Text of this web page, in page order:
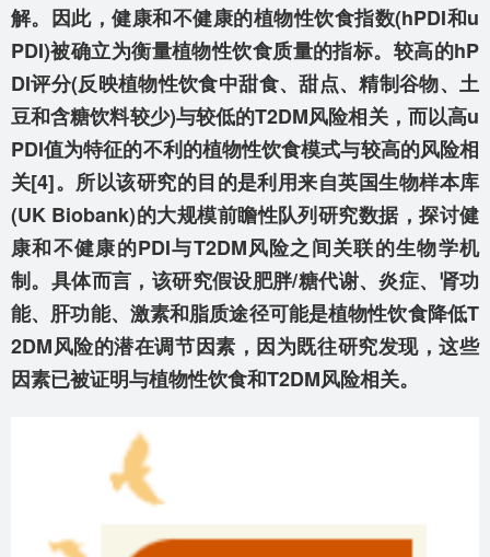
解。因此，健康和不健康的植物性饮食指数(hPDI和u
PDI)被确立为衡量植物性饮食质量的指标。较高的hP
DI评分(反映植物性饮食中甜食、甜点、精制谷物、土
豆和含糖饮料较少)与较低的T2DM风险相关，而以高u
PDI值为特征的不利的植物性饮食模式与较高的风险相
关[4]。所以该研究的目的是利用来自英国生物样本库
(UK Biobank)的大规模前瞻性队列研究数据，探讨健
康和不健康的PDI与T2DM风险之间关联的生物学机
制。具体而言，该研究假设肥胖/糖代谢、炎症、肾功
能、肝功能、激素和脂质途径可能是植物性饮食降低T
2DM风险的潜在调节因素，因为既往研究发现，这些
因素已被证明与植物性饮食和T2DM风险相关。